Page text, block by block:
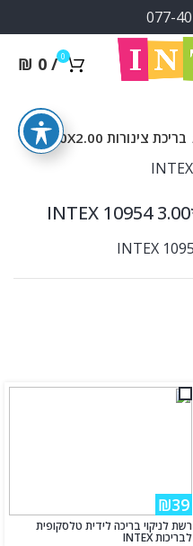
0
/
₪ 0
בריכת צינורות 3.00X2.00
₪39
רשת לניקוי בריכה לידית טלסקופית
לבריכות INTEX